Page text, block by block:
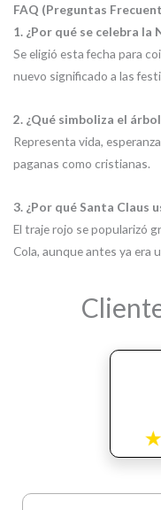
FAQ (Preguntas
1. ¿Por qué se celebra la
Se eligió esta fecha para
nuevo significado a las
2. ¿Qué simboliza el
Representa vida,
paganas como cristianas.
3. ¿Por qué Santa Claus
El traje rojo se popularizó
Cola, aunque antes ya era